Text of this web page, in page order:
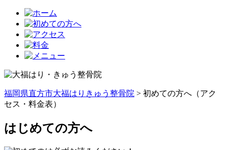
福岡県直方市大福はりきゅう整骨院 > 初めての方へ（アク
セス・料金表）
はじめての方へ